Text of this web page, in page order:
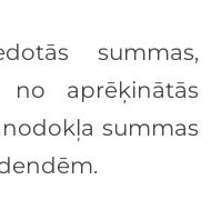
summas,
no aprēķinātās
summas